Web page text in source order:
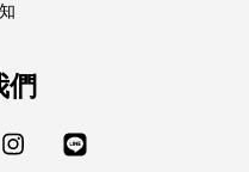
們
Instagram